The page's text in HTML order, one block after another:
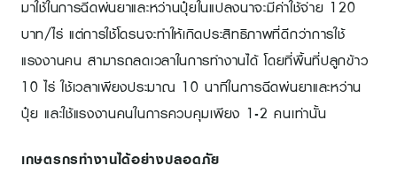
มาใช้ในการฉีดพ่นยาและหว่านปุ๋ยในแปลงนาจะมีค่าใช้จ่าย 120
บาท/ไร่ แต่การใช้โดรนจะทำให้เกิดประสิทธิภาพที่ดีกว่าการใช้
แรงงานคน สามารถลดเวลาในการทำงานได้ โดยที่พื้นที่ปลูกข้าว
10 ไร่ ใช้เวลาเพียงประมาณ 10 นาทีในการฉีดพ่นยาและหว่าน
ปุ๋ย และใช้แรงงานคนในการควบคุมเพียง 1-2 คนเท่านั้น
เกษตรกรทำงานได้อย่างปลอดภัย